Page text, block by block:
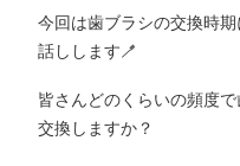
今回は歯ブラシの交換時
話しします🪥
皆さんどのくらいの頻度
交換しますか？